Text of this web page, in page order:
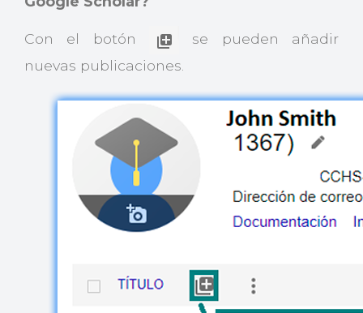
Con el botón
se pueden añadir
nuevas publicaciones.